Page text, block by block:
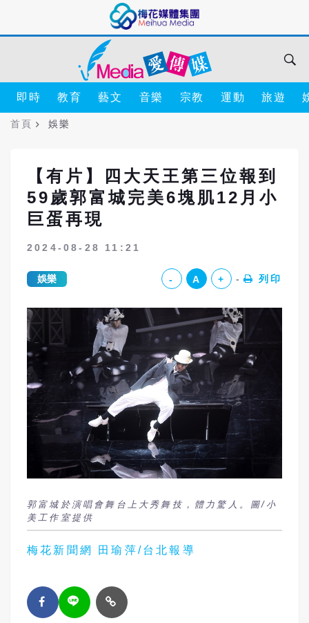
即時 教育 藝文 音樂 宗教 運動 旅遊
首頁 娛樂
【有片】四大天王第三位報到
59歲郭富城完美6塊肌12月小
巨蛋再現
2024-08-28 11:21
娛樂 - A + 列印
郭富城於演唱會舞台上大秀舞技，體力驚人。圖/小
美工作室提供
梅花新聞網 田瑜萍/台北報導